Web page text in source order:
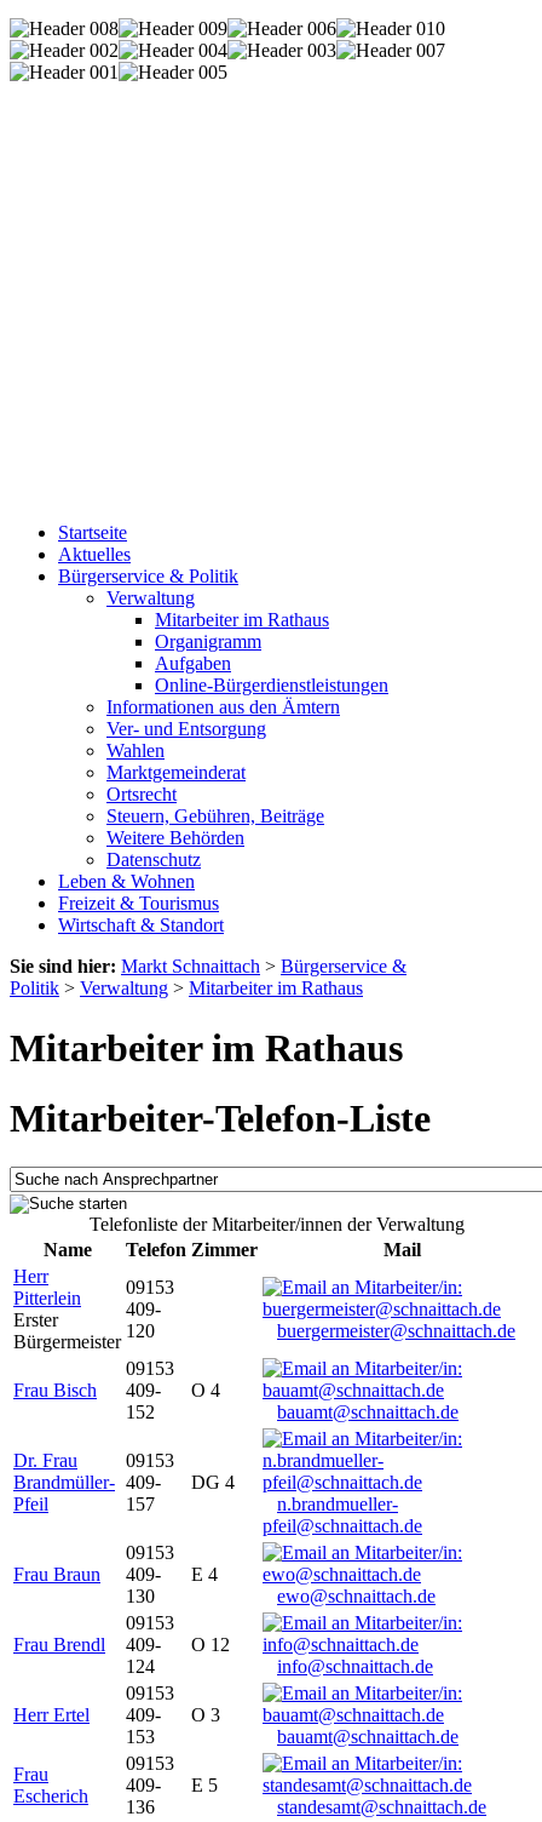
Startseite
Aktuelles
Bürgerservice & Politik
Verwaltung
Mitarbeiter im Rathaus
Organigramm
Aufgaben
Online-Bürgerdienstleistungen
Informationen aus den Ämtern
Ver- und Entsorgung
Wahlen
Marktgemeinderat
Ortsrecht
Steuern, Gebühren, Beiträge
Weitere Behörden
Datenschutz
Leben & Wohnen
Freizeit & Tourismus
Wirtschaft & Standort
Sie sind hier: Markt Schnaittach > Bürgerservice &
Politik > Verwaltung > Mitarbeiter im Rathaus
Mitarbeiter im Rathaus
Mitarbeiter-Telefon-Liste
Telefonliste der Mitarbeiter/innen der Verwaltung
Name
Telefon Zimmer
Mail
Herr
Pitterlein
Erster
Bürgermeister
09153
409-
120
buergermeister@schnaittach.de
Frau Bisch
09153
409-
152
O 4
bauamt@schnaittach.de
Dr. Frau
Brandmüller-
Pfeil
09153
409-
157
DG 4
n.brandmueller-
pfeil@schnaittach.de
Frau Braun
09153
409-
130
E 4
ewo@schnaittach.de
Frau Brendl
09153
409-
124
O 12
info@schnaittach.de
Herr Ertel
09153
409-
153
O 3
bauamt@schnaittach.de
Frau
Escherich
09153
409-
136
E 5
standesamt@schnaittach.de